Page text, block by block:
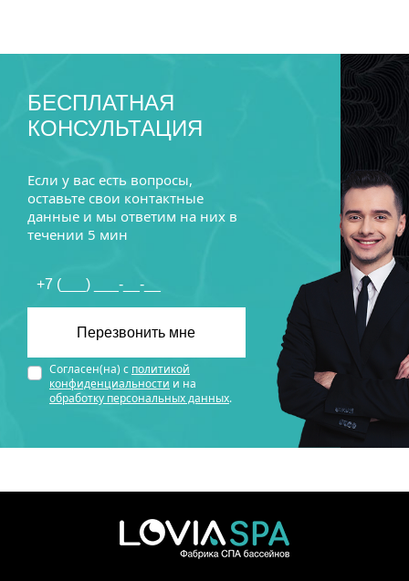
БЕСПЛАТНАЯ
КОНСУЛЬТАЦИЯ
Если у вас есть вопросы,
оставьте свои контактные
данные и мы ответим на них в
течении 5 мин
Согласен(на) с политикой
конфиденциальности и на
обработку персональных данных.